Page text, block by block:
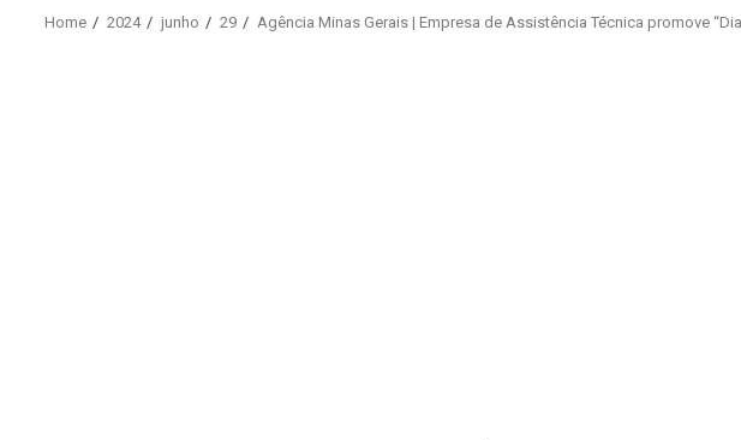
Home 2024 junho 29 Agência Minas Gerais | Empresa de Assistência Técnica promove